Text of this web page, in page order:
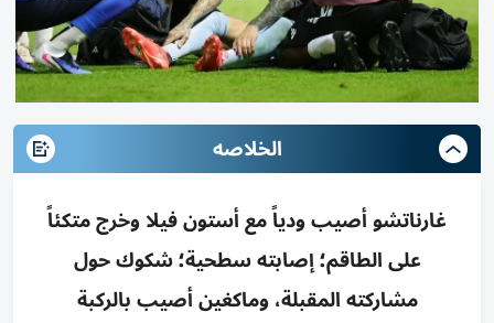
الخلاصه
غارناتشو أصيب ودياً مع أستون فيلا وخرج متكئاً
على الطاقم؛ إصابته سطحية؛ شكوك حول
مشاركته المقبلة، وماكغين أصيب بالركبة